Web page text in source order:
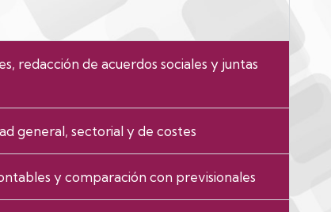
redacción de acuerdos sociales y juntas
general, sectorial y de costes
y comparación con previsionales